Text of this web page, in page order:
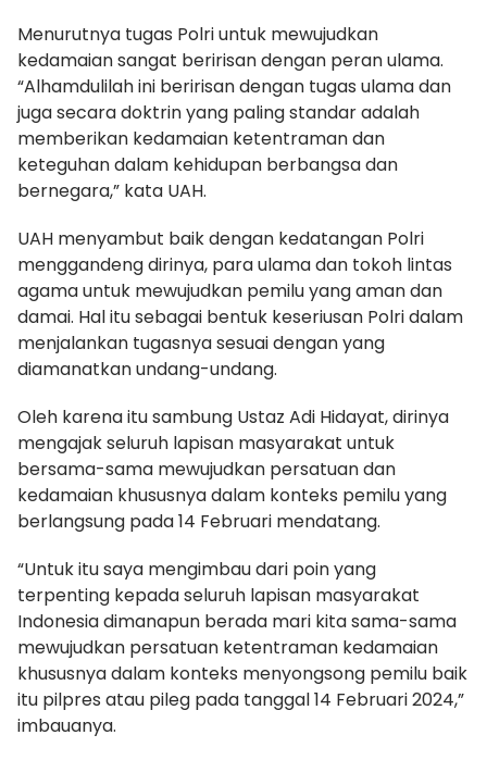
Menurutnya tugas Polri untuk mewujudkan
kedamaian sangat beririsan dengan peran ulama.
“Alhamdulilah ini beririsan dengan tugas ulama dan
juga secara doktrin yang paling standar adalah
memberikan kedamaian ketentraman dan
keteguhan dalam kehidupan berbangsa dan
bernegara,” kata UAH.
UAH menyambut baik dengan kedatangan Polri
menggandeng dirinya, para ulama dan tokoh lintas
agama untuk mewujudkan pemilu yang aman dan
damai. Hal itu sebagai bentuk keseriusan Polri dalam
menjalankan tugasnya sesuai dengan yang
diamanatkan undang-undang.
Oleh karena itu sambung Ustaz Adi Hidayat, dirinya
mengajak seluruh lapisan masyarakat untuk
bersama-sama mewujudkan persatuan dan
kedamaian khususnya dalam konteks pemilu yang
berlangsung pada 14 Februari mendatang.
“Untuk itu saya mengimbau dari poin yang
terpenting kepada seluruh lapisan masyarakat
Indonesia dimanapun berada mari kita sama-sama
mewujudkan persatuan ketentraman kedamaian
khususnya dalam konteks menyongsong pemilu baik
itu pilpres atau pileg pada tanggal 14 Februari 2024,”
imbauanya.